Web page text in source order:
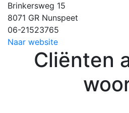
Brinkersweg 15
8071 GR Nunspeet
06-21523765
Naar website
Cliënten